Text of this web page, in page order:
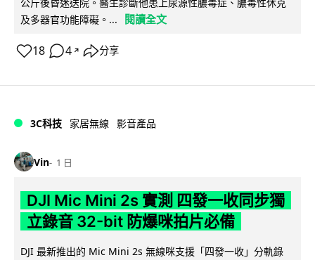
及多器官功能障礙。...
閱讀全文
18 4 ↗ 分享
3C科技 家居無線 影音產品
Vin 1 日
DJI Mic Mini 2s 實測 四發一收同步獨
立錄音 32-bit 防爆咪拍片必備
DJI 最新推出的 Mic Mini 2s 無線咪支援「四發一收」分軌錄